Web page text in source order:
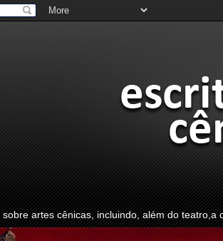
sobre artes cênicas, incluindo, além do